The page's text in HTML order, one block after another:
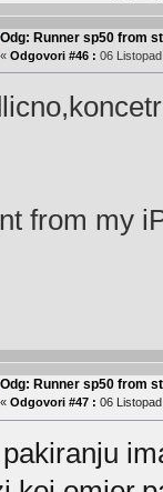
Odg: Runner sp50 from
« Odgovori #46 : 06
from my
Odg: Runner sp50 from
« Odgovori #47 : 06